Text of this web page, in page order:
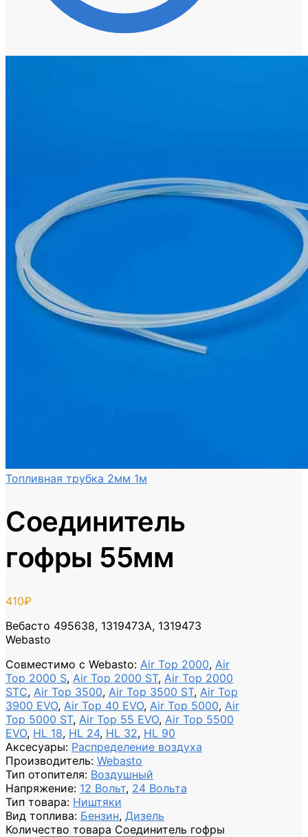
Топливная трубка 2мм 1м
Соединитель
гофры 55мм
410₽
Вебасто 495638, 1319473A, 1319473
Webasto
Совместимо с Webasto: Air Top 2000, Air
Top 2000 S, Air Top 2000 ST, Air Top 2000
STC, Air Top 3500, Air Top 3500 ST, Air Top
3900 EVO, Air Top 40 EVO, Air Top 5000, Air
Top 5000 ST, Air Top 55 EVO, Air Top 5500
EVO, HL 18, HL 24, HL 32, HL 90
Аксесуары: Распределение воздуха
Производитель: Webasto
Тип отопителя: Воздушный
Напряжение: 12 Вольт, 24 Вольта
Тип товара: Ништяки
Вид топлива: Бензин, Дизель
Количество товара Соединитель гофры